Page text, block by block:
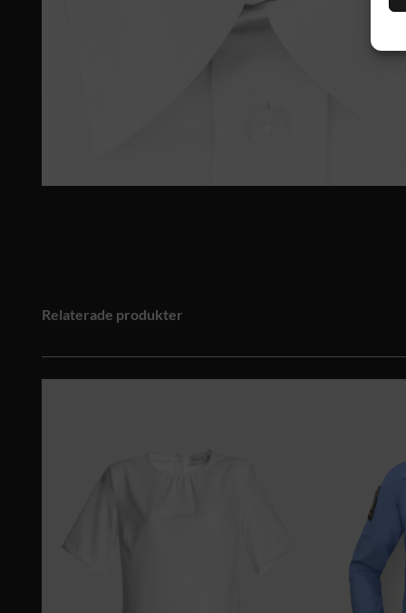
Relaterade produkter